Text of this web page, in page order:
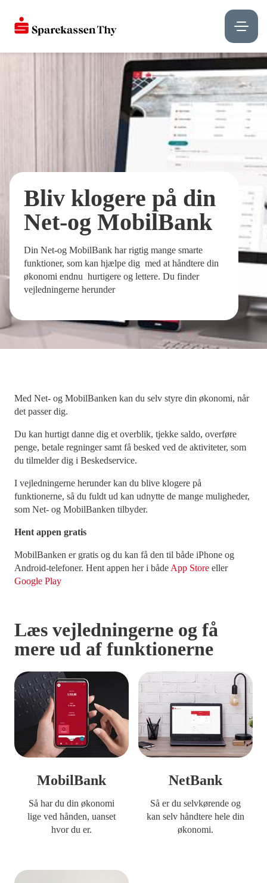
Bliv klogere på din
Net-og MobilBank
Din Net-og MobilBank har rigtig mange smarte
funktioner, som kan hjælpe dig med at håndtere din
økonomi endnu hurtigere og lettere. Du finder
vejledningerne herunder
Med Net- og MobilBanken kan du selv styre din økonomi, når
det passer dig.
Du kan hurtigt danne dig et overblik, tjekke saldo, overføre
penge, betale regninger samt få besked ved de aktiviteter, som
du tilmelder dig i Beskedservice.
I vejledningerne herunder kan du blive klogere på
funktionerne, så du fuldt ud kan udnytte de mange muligheder,
som Net- og MobilBanken tilbyder.
Hent appen gratis
MobilBanken er gratis og du kan få den til både iPhone og
Android-telefoner. Hent appen her i både App Store eller
Google Play
Læs vejledningerne og få
mere ud af funktionerne
MobilBank
Så har du din økonomi
lige ved hånden, uanset
hvor du er.
NetBank
Så er du selvkørende og
kan selv håndtere hele din
økonomi.